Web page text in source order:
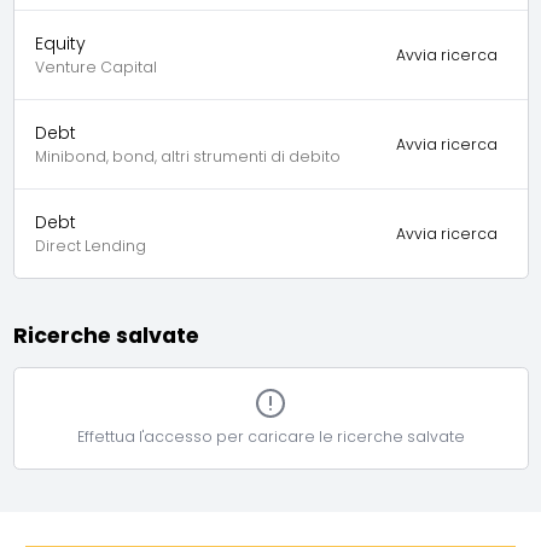
Equity
Venture Capital
Avvia ricerca
Debt
Minibond, bond, altri strumenti di debito
Avvia ricerca
Debt
Direct Lending
Avvia ricerca
Ricerche salvate
Effettua l'accesso per caricare le ricerche salvate